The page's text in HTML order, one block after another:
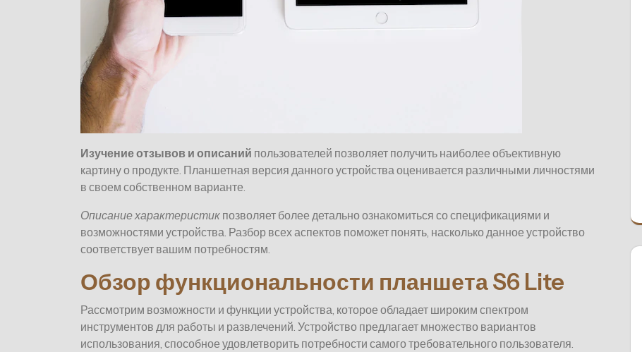
Изучение отзывов и описаний пользователей позволяет получить наиболее объективную
картину о продукте. Планшетная версия данного устройства оценивается различными личностями
в своем собственном варианте.
Описание характеристик позволяет более детально ознакомиться со спецификациями и
возможностями устройства. Разбор всех аспектов поможет понять, насколько данное устройство
соответствует вашим потребностям.
Обзор функциональности планшета S6 Lite
Рассмотрим возможности и функции устройства, которое обладает широким спектром
инструментов для работы и развлечений. Устройство предлагает множество вариантов
использования, способное удовлетворить потребности самого требовательного пользователя.